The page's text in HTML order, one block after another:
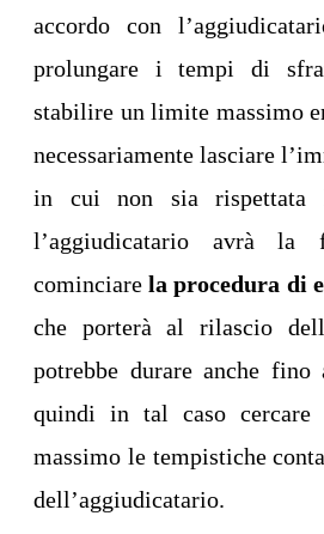
accordo con
prolungare i tempi di
stabilire un limite massimo
necessariamente lasciare
in cui non sia rispettata
l’aggiudicatario avrà la
cominciarela procedura di
che porterà al rilascio
potrebbe durare anche
quindi in tal caso cercare
massimo le tempistiche
dell’aggiudicatario.